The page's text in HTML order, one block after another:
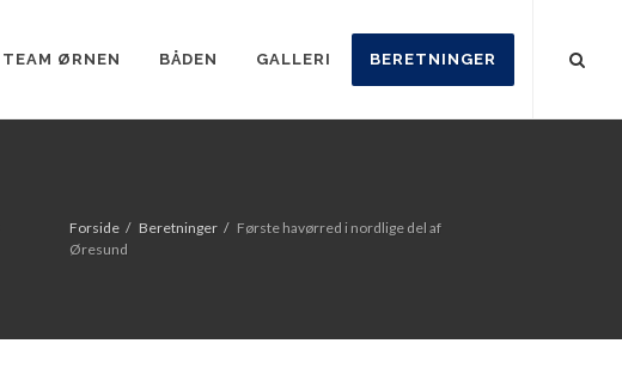
TEAM ØRNEN BÅDEN GALLERI BERETNINGER
Forside Beretninger
Første havørred i nordlige del af
Øresund